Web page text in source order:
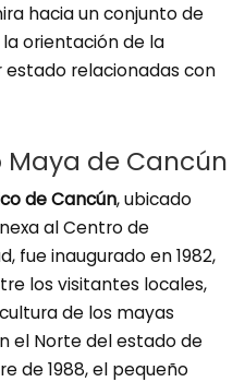
hacia un conjunto de
orientación de la
relacionadas con
Maya de Cancún
de Cancún, ubicado
al Centro de
fue inaugurado en 1982,
los visitantes locales,
de los mayas
el Norte del estado de
de 1988, el pequeño